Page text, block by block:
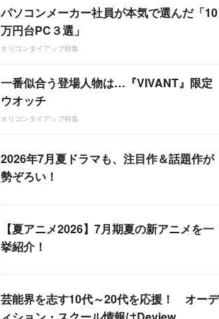
パソコンメーカー社員が本気で選んだ「10
万円台PC３選」
オリコンタイアップ特集
一番似合う登場人物は…『VIVANT』限定
ウオッチ
オリコンタイアップ特集
2026年7月夏ドラマも、注目作＆話題作が
勢ぞろい！
【夏アニメ2026】7月期夏の新アニメを一
挙紹介！
芸能界を志す10代～20代を応援！ オーデ